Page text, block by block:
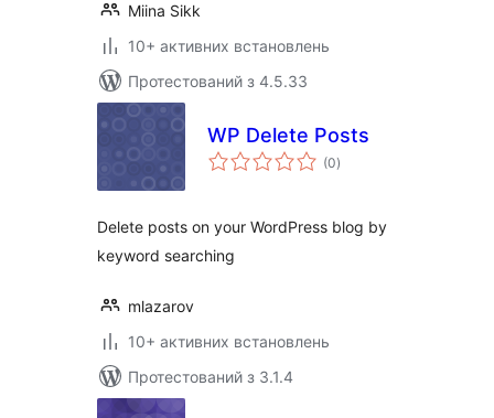
Miina Sikk
10+ активних встановлень
Протестований з 4.5.33
WP Delete Posts
(0загальний
рейтинг
)
Delete posts on your WordPress blog by
keyword searching
mlazarov
10+ активних встановлень
Протестований з 3.1.4